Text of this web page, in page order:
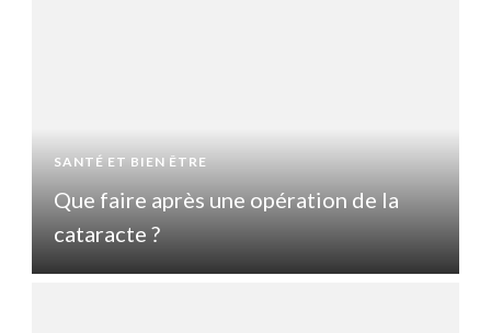
SANTÉ ET BIEN ÊTRE
Que faire après une opération de la
cataracte ?